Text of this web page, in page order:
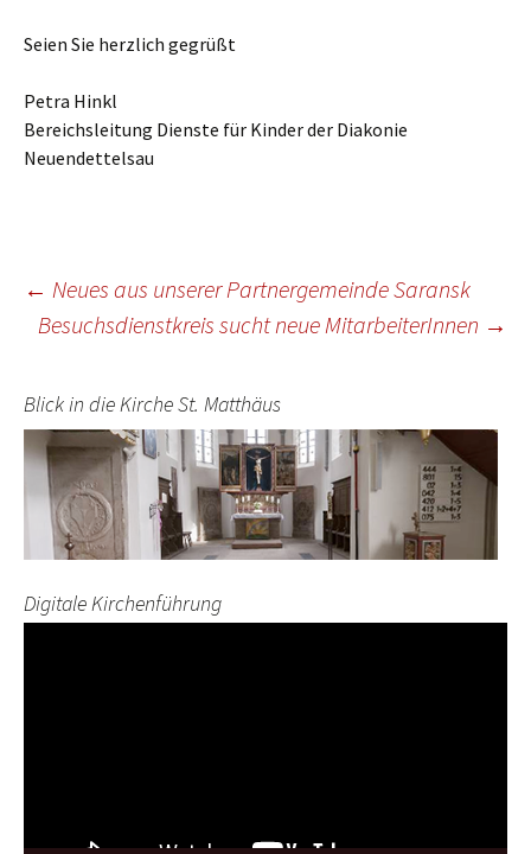
Seien Sie herzlich gegrüßt
Petra Hinkl
Bereichsleitung Dienste für Kinder der Diakonie
Neuendettelsau
Beitragsnavigation
← Neues aus unserer Partnergemeinde Saransk
Besuchsdienstkreis sucht neue MitarbeiterInnen →
Blick in die Kirche St. Matthäus
Digitale Kirchenführung